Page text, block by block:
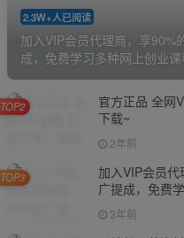
2.3W+人已阅读
加入VIP会员代理商，享90%
成，免费学习多种网上创业课
官方正品 全网
下载~
2年前
TOP2
加入VIP会员
广提成，免费
程，菜鸟秒变大
3年前
TOP3